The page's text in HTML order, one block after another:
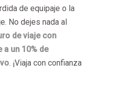
de equipaje o la
No dejes nada al
de viaje con
un 10% de
. ¡Viaja con confianza